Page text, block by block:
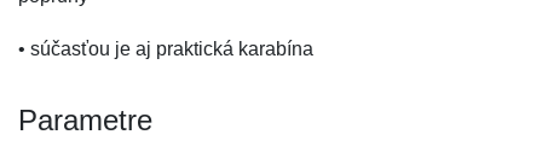
• súčasťou je aj praktická karabína
Parametre